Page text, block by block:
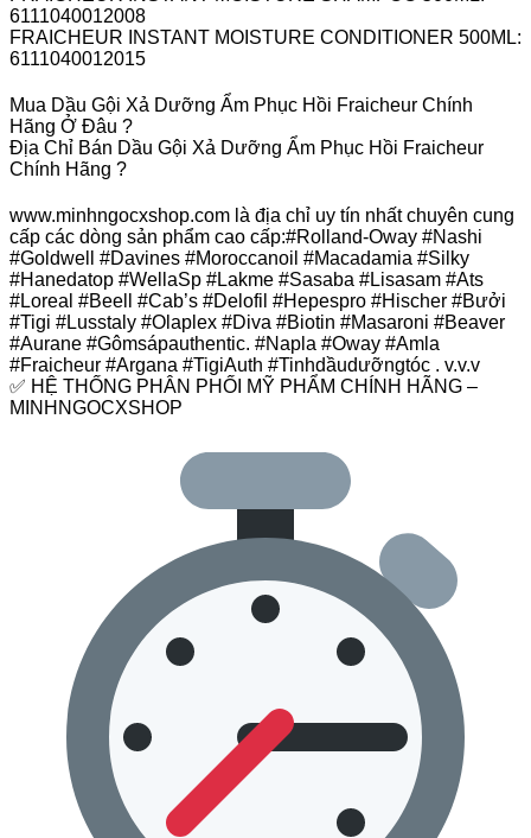
6111040012008
FRAICHEUR INSTANT MOISTURE CONDITIONER 500ML:
6111040012015
Mua Dầu Gội Xả Dưỡng Ẩm Phục Hồi Fraicheur Chính
Hãng Ở Đâu ?
Địa Chỉ Bán Dầu Gội Xả Dưỡng Ẩm Phục Hồi Fraicheur
Chính Hãng ?
www.minhngocxshop.com là địa chỉ uy tín nhất chuyên cung
cấp các dòng sản phẩm cao cấp:#Rolland-Oway #Nashi
#Goldwell #Davines #Moroccanoil #Macadamia #Silky
#Hanedatop #WellaSp #Lakme #Sasaba #Lisasam #Ats
#Loreal #Beell #Cab’s #Delofil #Hepespro #Hischer #Bưởi
#Tigi #Lusstaly #Olaplex #Diva #Biotin #Masaroni #Beaver
#Aurane #Gômsápauthentic. #Napla #Oway #Amla
#Fraicheur #Argana #TigiAuth #Tinhdầudưỡngtóc . v.v.v
✅ HỆ THỐNG PHÂN PHỐI MỸ PHẨM CHÍNH HÃNG –
MINHNGOCXSHOP